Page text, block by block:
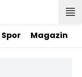
Spor Magazin